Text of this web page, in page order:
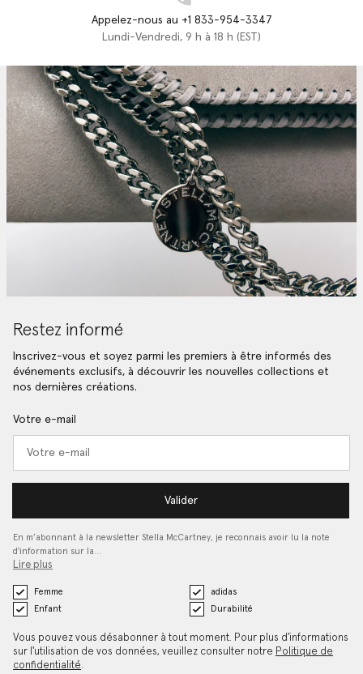
Appelez-nous au +1 833-954-3347
Lundi-Vendredi, 9 h à 18 h (EST)
Restez informé
Inscrivez-vous et soyez parmi les premiers à être informés des
événements exclusifs, à découvrir les nouvelles collections et
nos dernières créations.
Votre e-mail
Valider
En m’abonnant à la newsletter Stella McCartney, je reconnais avoir lu la note
d'information sur la…
Lire plus
Femme
adidas
Enfant
Durabilité
Vous pouvez vous désabonner à tout moment. Pour plus d'informations
sur l'utilisation de vos données, veuillez consulter notre Politique de
confidentialité.